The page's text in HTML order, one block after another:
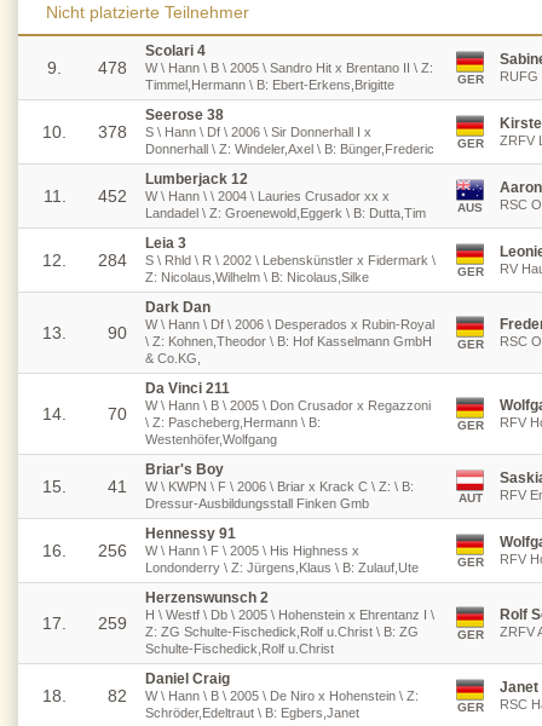
Nicht platzierte Teilnehmer
9. 478
Scolari 4
W \ Hann \ B \ 2005 \ Sandro Hit x Brentano II \ Z:
Timmel,Hermann \ B: Ebert-Erkens,Brigitte
GER RUFG
10. 378
Seerose 38
S \ Hann \ Df \ 2006 \ Sir Donnerhall I x
Donnerhall \ Z: Windeler,Axel \ B: Bünger,Frederic
GER ZRFV
11. 452
Lumberjack 12
W \ Hann \ \ 2004 \ Lauries Crusador xx x
Landadel \ Z: Groenewold,Eggerk \ B: Dutta,Tim
AUS RSC
12. 284
Leia 3
S \ Rhld \ R \ 2002 \ Lebenskünstler x Fidermark \
Z: Nicolaus,Wilhelm \ B: Nicolaus,Silke
GER RV
13. 90
Dark Dan
W \ Hann \ Df \ 2006 \ Desperados x Rubin-Royal
\ Z: Kohnen,Theodor \ B: Hof Kasselmann GmbH
& Co.KG,
GER RSC
14. 70
Da Vinci 211
W \ Hann \ B \ 2005 \ Don Crusador x Regazzoni
\ Z: Pascheberg,Hermann \ B:
Westenhöfer,Wolfgang
GER RFV
15. 41
Briar's Boy
W \ KWPN \ F \ 2006 \ Briar x Krack C \ Z: \ B:
Dressur-Ausbildungsstall Finken Gmb
AUT RFV
16. 256
Hennessy 91
W \ Hann \ F \ 2005 \ His Highness x
Londonderry \ Z: Jürgens,Klaus \ B: Zulauf,Ute
GER RFV
17. 259
Herzenswunsch 2
H \ Westf \ Db \ 2005 \ Hohenstein x Ehrentanz I \
Z: ZG Schulte-Fischedick,Rolf u.Christ \ B: ZG
Schulte-Fischedick,Rolf u.Christ
GER
Rolf
ZRFV
18. 82
Daniel Craig
W \ Hann \ B \ 2005 \ De Niro x Hohenstein \ Z:
Schröder,Edeltraut \ B: Egbers,Janet
GER
Janet
RSC